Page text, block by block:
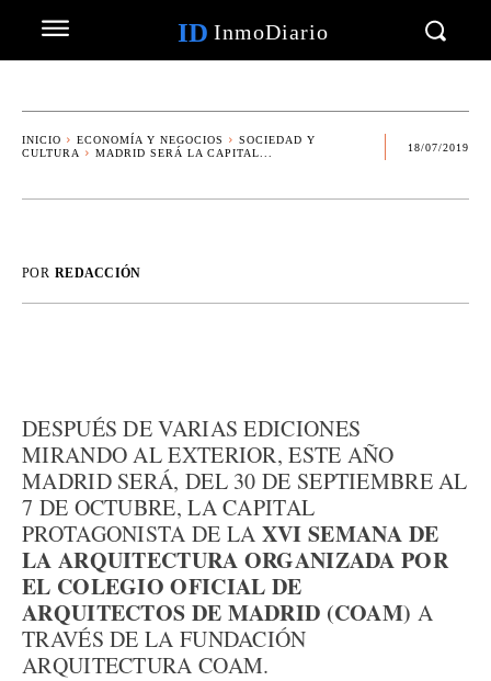
ID InmoDiario
INICIO ECONOMÍA Y NEGOCIOS
SOCIEDAD Y
CULTURA
MADRID SERÁ LA CAPITAL...
18/07/2019
POR REDACCIÓN
DESPUÉS DE VARIAS EDICIONES
MIRANDO AL EXTERIOR, ESTE AÑO
MADRID SERÁ, DEL 30 DE SEPTIEMBRE AL
7 DE OCTUBRE, LA CAPITAL
PROTAGONISTA DE LA XVI SEMANA DE
LA ARQUITECTURA ORGANIZADA POR
EL COLEGIO OFICIAL DE
ARQUITECTOS DE MADRID (COAM) A
TRAVÉS DE LA FUNDACIÓN
ARQUITECTURA COAM.